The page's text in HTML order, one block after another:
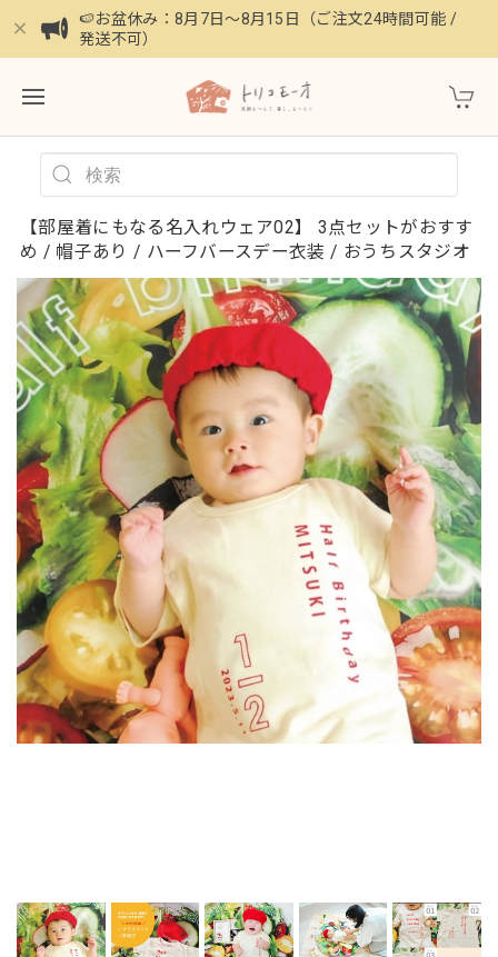
🍉お盆休み：8月7日〜8月15日（ご注文24時間可能 /
発送不可）
【部屋着にもなる名入れウェア02】 3点セットがおすす
め / 帽子あり / ハーフバースデー衣装 / おうちスタジオ